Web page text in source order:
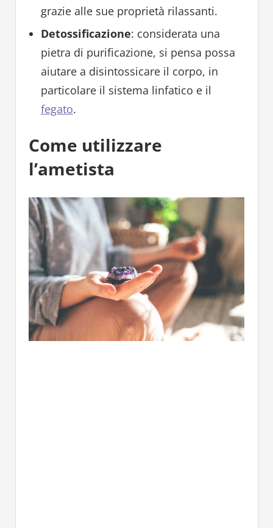
grazie alle sue proprietà rilassanti.
Detossificazione: considerata una
pietra di purificazione, si pensa possa
aiutare a disintossicare il corpo, in
particolare il sistema linfatico e il
fegato.
Come utilizzare
l’ametista